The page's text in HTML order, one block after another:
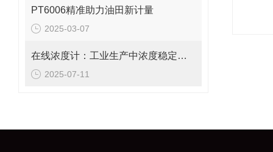
PT6006精准助力油田新计量
2025-03-07
在线浓度计：工业生产中浓度稳定的守护者
2025-07-11